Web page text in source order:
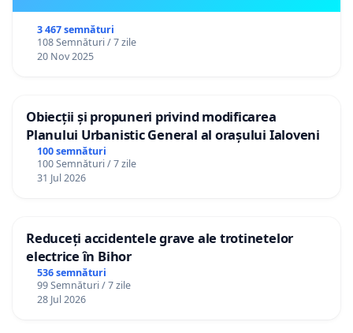
3 467 semnături
108 Semnături / 7 zile
20 Nov 2025
Obiecții și propuneri privind modificarea
Planului Urbanistic General al orașului Ialoveni
100 semnături
100 Semnături / 7 zile
31 Jul 2026
Reduceți accidentele grave ale trotinetelor
electrice în Bihor
536 semnături
99 Semnături / 7 zile
28 Jul 2026